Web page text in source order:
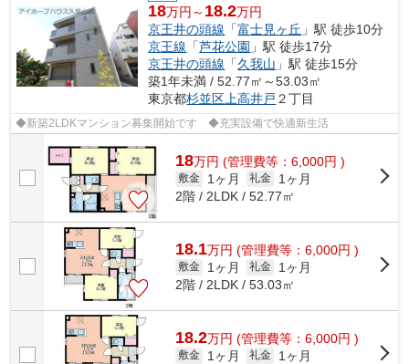
18万円～ 18.2万円
京王井の頭線 「富士見ヶ丘 」駅 徒歩10分
京王線 「芦花公園 」駅 徒歩17分
京王井の頭線 「久我山 」駅 徒歩15分
築1年未満 / 52.77㎡～53.03㎡
東京都杉並区 上高井戸 ２丁目
◆新築2LDKマンション募集開始です ◆充実設備で快適新生活
18万円 (管理費等：6,000円 )
敷金 1ヶ月 礼金
1ヶ月
2階 / 2LDK / 52.77㎡
18.1万円 (管理費等：6,000円 )
敷金 1ヶ月 礼金
1ヶ月
2階 / 2LDK / 53.03㎡
18.2万円 (管理費等：6,000円 )
敷金 1ヶ月 礼金
1ヶ月